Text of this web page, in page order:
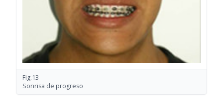
Fig.13
Sonrisa de progreso